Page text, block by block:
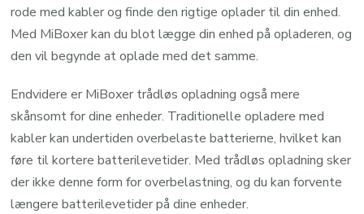
rode med kabler og finde den rigtige oplader til din enhed.
Med MiBoxer kan du blot lægge din enhed på opladeren, og
den vil begynde at oplade med det samme.
Endvidere er MiBoxer trådløs opladning også mere
skånsomt for dine enheder. Traditionelle opladere med
kabler kan undertiden overbelaste batterierne, hvilket kan
føre til kortere batterilevetider. Med trådløs opladning sker
der ikke denne form for overbelastning, og du kan forvente
længere batterilevetider på dine enheder.